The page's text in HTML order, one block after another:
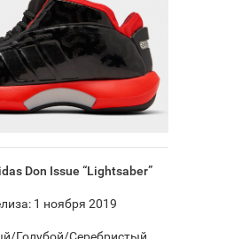
Don Issue “Lightsaber”
1 ноября 2019